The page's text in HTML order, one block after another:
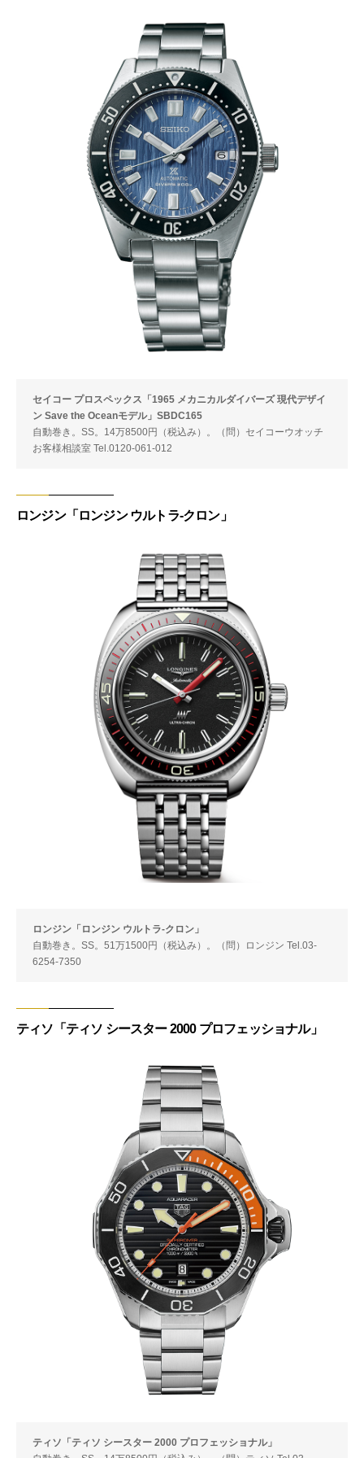
セイコー プロスペックス「1965 メカニカルダイバーズ 現代デザイ
ン Save the Oceanモデル」SBDC165
自動巻き。SS。14万8500円（税込み）。（問）セイコーウオッチ
お客様相談室 Tel.0120-061-012
ロンジン「ロンジン ウルトラ‐クロン」
ロンジン「ロンジン ウルトラ-クロン」
自動巻き。SS。51万1500円（税込み）。（問）ロンジン Tel.03-
6254-7350
ティソ「ティソ シースター 2000 プロフェッショナル」
ティソ「ティソ シースター 2000 プロフェッショナル」